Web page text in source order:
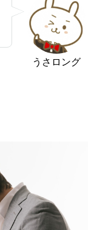
うさロング